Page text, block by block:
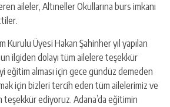
aileler, Altıneller Okullarına burs imkanı
Kurulu Üyesi Hakan Şahinher yıl yapılan
ilgiden dolayı tüm ailelere teşekkür
eğitim alması için gece gündüz demeden
için bizleri tercih eden tüm ailelerimiz ve
ediyoruz. Adana’da eğitimin